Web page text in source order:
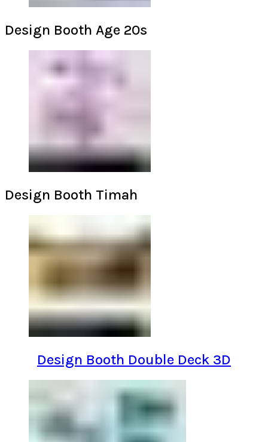
Design Booth Age 20s
Design Booth Timah
Design Booth Double Deck 3D